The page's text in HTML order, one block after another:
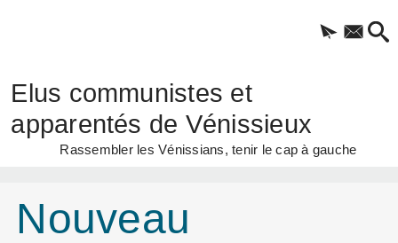
Elus communistes et
apparentés de Vénissieux
Rassembler les Vénissians, tenir le cap à gauche
Nouveau